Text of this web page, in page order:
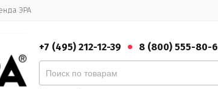
ЭРА
+7 (495) 212-12-39 8 (800) 555-80-